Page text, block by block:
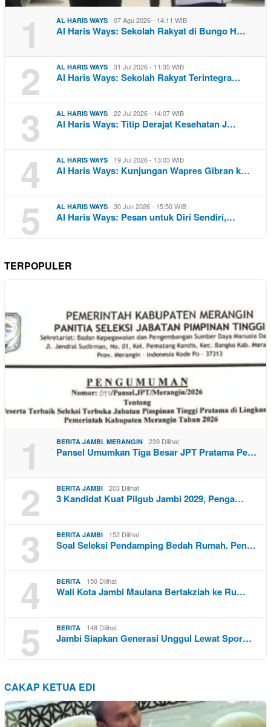
1 AL HARIS WAYS 07 Agu 2026 - 14:11 WIB
Al Haris Ways: Sekolah Rakyat di Bungo H…
2 AL HARIS WAYS 31 Jul 2026 - 11:35 WIB
Al Haris Ways: Sekolah Rakyat Terintegra…
3 AL HARIS WAYS 22 Jul 2026 - 14:07 WIB
Al Haris Ways: Titip Derajat Kesehatan J…
4 AL HARIS WAYS 19 Jul 2026 - 13:03 WIB
Al Haris Ways: Kunjungan Wapres Gibran k…
5 AL HARIS WAYS 30 Jun 2026 - 15:50 WIB
Al Haris Ways: Pesan untuk Diri Sendiri,…
TERPOPULER
1 BERITA JAMBI, MERANGIN 239 Dilihat
Pansel Umumkan Tiga Besar JPT Pratama Pe…
2 BERITA JAMBI 203 Dilihat
3 Kandidat Kuat Pilgub Jambi 2029, Penga…
3 BERITA JAMBI 152 Dilihat
Soal Seleksi Pendamping Bedah Rumah. Pen…
4 BERITA 150 Dilihat
Wali Kota Jambi Maulana Bertakziah ke Ru…
5 BERITA 148 Dilihat
Jambi Siapkan Generasi Unggul Lewat Spor…
CAKAP KETUA EDI